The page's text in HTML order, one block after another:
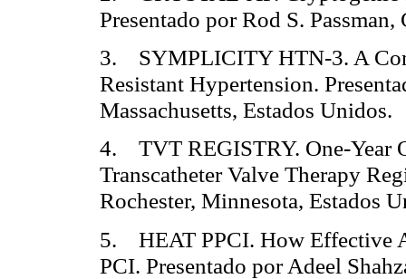
Presentado por Rod S.
3. SYMPLICITY HTN-3. A
Resistant Hypertension.
Massachusetts, Estados Unidos.
4. TVT REGISTRY. One-Year
Transcatheter Valve Therapy
Rochester, Minnesota, Estados
5. HEAT PPCI. How Effective
PCI. Presentado por Adeel